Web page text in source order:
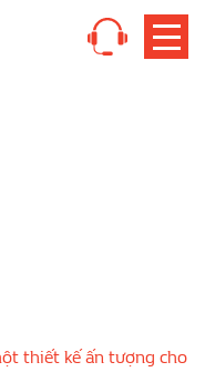
thiết kế ấn tượng cho